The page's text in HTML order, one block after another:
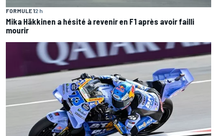
FORMULE 12 h
Mika Häkkinen a hésité à revenir en F1 après avoir failli
mourir